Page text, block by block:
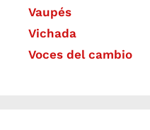
Vaupés
Vichada
Voces del cambio